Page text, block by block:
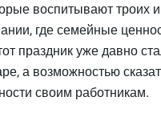
воспитывают троих
где семейные
праздник уже давно
а возможностью
своим работникам.